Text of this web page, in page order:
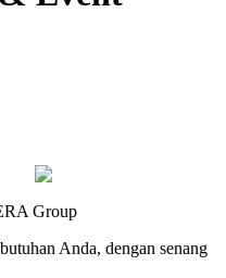
Group
Anda, dengan senang